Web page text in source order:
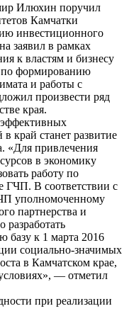
Илюхин поручил
Камчатки
инвестиционного
заявил в рамках
к властям и бизнесу
по формированию
и работы с
произвести ряд
края.
край станет развитие
«Для привлечения
в экономику
работу по
ГЧП. В соответствии с
уполномоченному
партнерства и
базу к 1 марта 2016
социально-значимых
в Камчатском крае,
— отметил
при реализации